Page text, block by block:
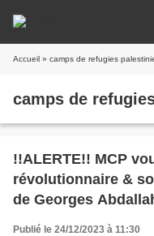
Accueil » camps de refugies
camps de
!!ALERTE!! MCP
révolutionnaire &
de Georges
Publié le 24/12/2023 à 11:30